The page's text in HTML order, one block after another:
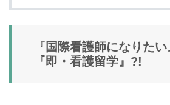
『国際看護師になりた
『即・看護留学』?!